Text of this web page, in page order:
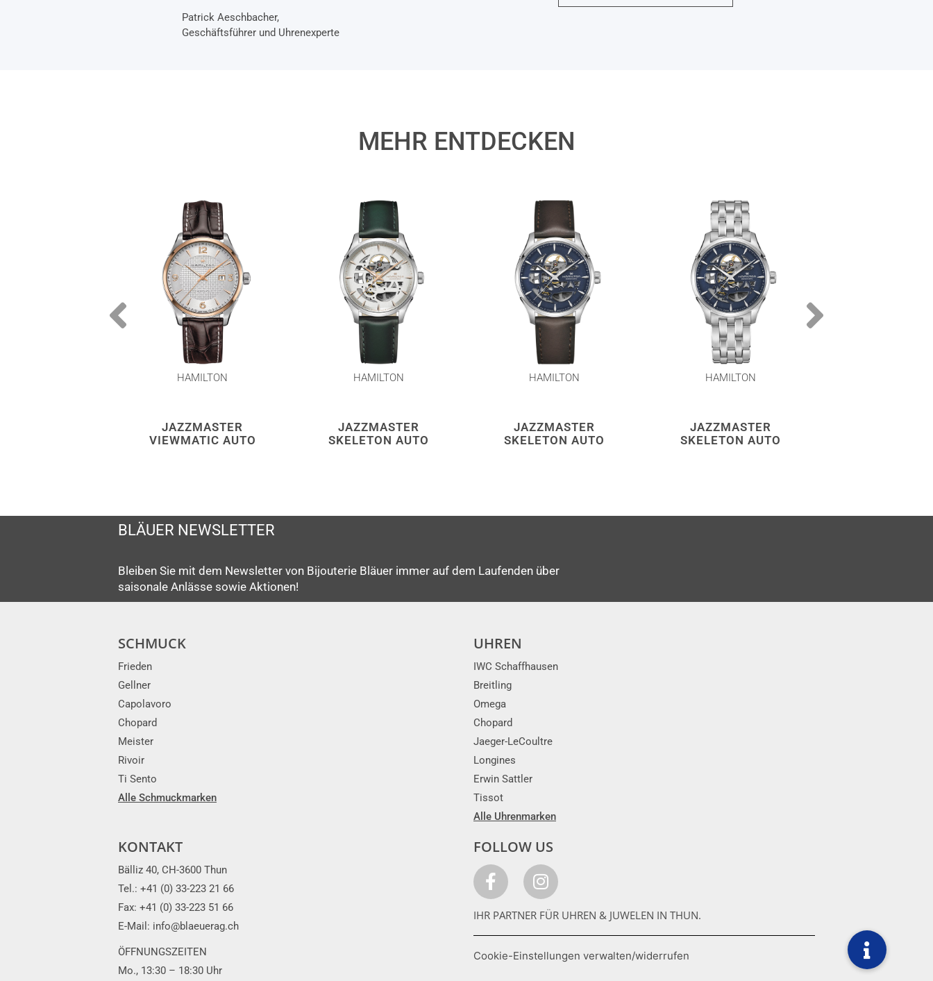
Patrick Aeschbacher,
Geschäftsführer und Uhrenexperte
MEHR ENTDECKEN
HAMILTON
JAZZMASTER
VIEWMATIC AUTO
HAMILTON
JAZZMASTER
SKELETON AUTO
HAMILTON
JAZZMASTER
SKELETON AUTO
HAMILTON
JAZZMASTER
SKELETON AUTO
BLÄUER NEWSLETTER
Bleiben Sie mit dem Newsletter von Bijouterie Bläuer immer auf dem Laufenden über
saisonale Anlässe sowie Aktionen!
SCHMUCK
Frieden
Gellner
Capolavoro
Chopard
Meister
Rivoir
Ti Sento
Alle Schmuckmarken
UHREN
IWC Schaffhausen
Breitling
Omega
Chopard
Jaeger-LeCoultre
Longines
Erwin Sattler
Tissot
Alle Uhrenmarken
KONTAKT
Bälliz 40, CH-3600 Thun
Tel.: +41 (0) 33-223 21 66
Fax: +41 (0) 33-223 51 66
E-Mail: info@blaeuerag.ch
ÖFFNUNGSZEITEN
Mo., 13:30 – 18:30 Uhr
FOLLOW US
IHR PARTNER FÜR UHREN & JUWELEN IN THUN.
Cookie-Einstellungen verwalten/widerrufen